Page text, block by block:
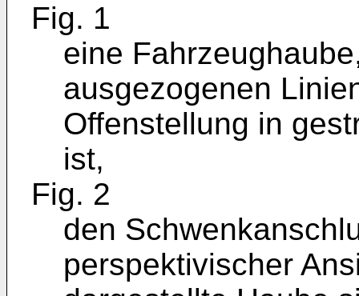
Fig. 1
eine
ausgezogenen
Offenstellung in
ist,
Fig. 2
den
perspektivischer